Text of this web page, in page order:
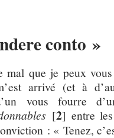
conto »
mal que je peux
arrivé (et à
vous fourre
[2] entre
: « Tenez,